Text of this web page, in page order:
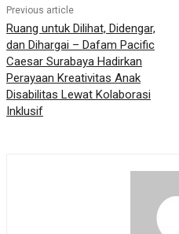
Previous article
Ruang untuk Dilihat, Didengar,
dan Dihargai – Dafam Pacific
Caesar Surabaya Hadirkan
Perayaan Kreativitas Anak
Disabilitas Lewat Kolaborasi
Inklusif